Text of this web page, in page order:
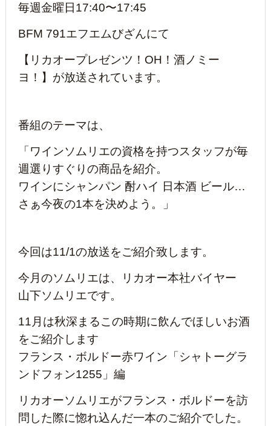
毎週金曜日17:40〜17:45
BFM 791エフエムびざんにて
【リカオープレゼンツ！OH！酒ノミー
ヨ！】が放送されています。
番組のテーマは、
「ワインソムリエの資格を持つスタッフが毎
週選りすぐりの商品を紹介。
ワインにシャンパン 酎ハイ 日本酒 ビール…
さぁ今夜の1本を決めよう。」
今回は11/1の放送をご紹介致します。
今月のソムリエは、リカオー本社バイヤー
山下ソムリエです。
11月は秋深まるこの時期に飲んでほしいお酒
をご紹介します
フランス・ボルドー赤ワイン「シャトーグラ
ンドフォン1255」編
リカオーソムリエがフランス・ボルドーを訪
問した際に惚れ込んだ一本のご紹介でした。